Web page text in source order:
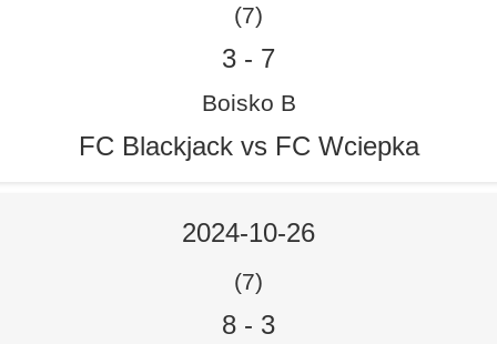
(7)
3 - 7
Boisko B
FC Blackjack vs FC Wciepka
2024-10-26
(7)
8 - 3